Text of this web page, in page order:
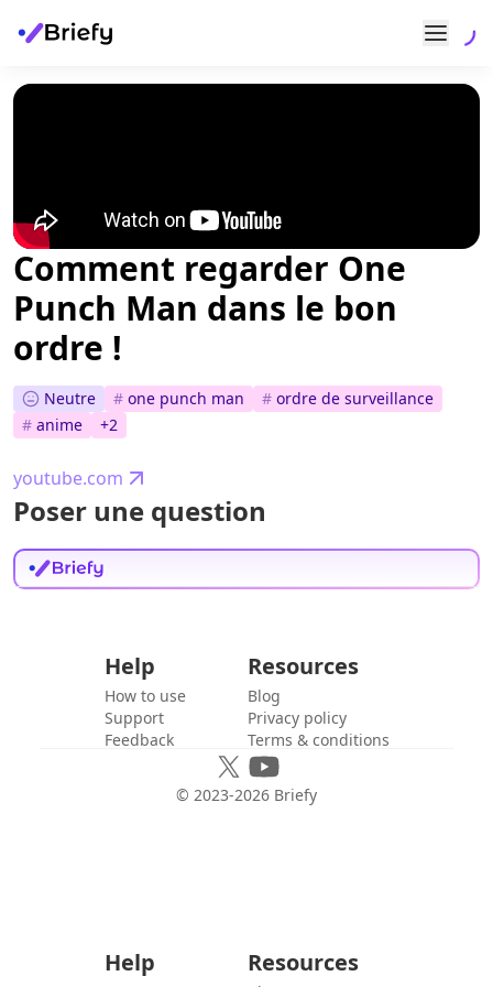
Comment regarder One
Punch Man dans le bon
ordre !
Neutre # one punch man # ordre de surveillance
# anime +2
youtube.com
Poser une question
Help
How to use
Support
Feedback
Resources
Blog
Privacy policy
Terms & conditions
© 2023-2026 Briefy
Help Resources